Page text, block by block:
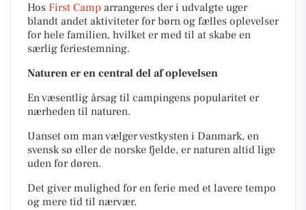
Hos First Camp arrangeres der i udvalgte uger
blandt andet aktiviteter for børn og fælles oplevelser
for hele familien, hvilket er med til at skabe en
særlig feriestemning.
Naturen er en central del af oplevelsen
En væsentlig årsag til campingens popularitet er
nærheden til naturen.
Uanset om man vælger vestkysten i Danmark, en
svensk sø eller de norske fjelde, er naturen altid lige
uden for døren.
Det giver mulighed for en ferie med et lavere tempo
og mere tid til nærvær.